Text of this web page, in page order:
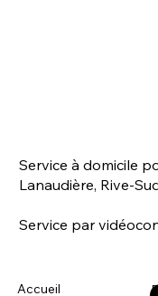
Chaque
est
caresse
Service à domicile
Lanaudière, Rive-
Service par
Accueil